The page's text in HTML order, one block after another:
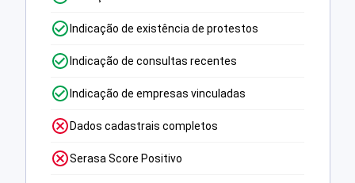
Indicação de existência de protestos
Indicação de consultas recentes
Indicação de empresas vinculadas
Dados cadastrais completos
Serasa Score Positivo